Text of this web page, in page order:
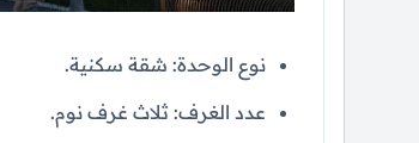
نوع الوحدة: شقة سكنية.
عدد الغرف: ثلاث غرف نوم.